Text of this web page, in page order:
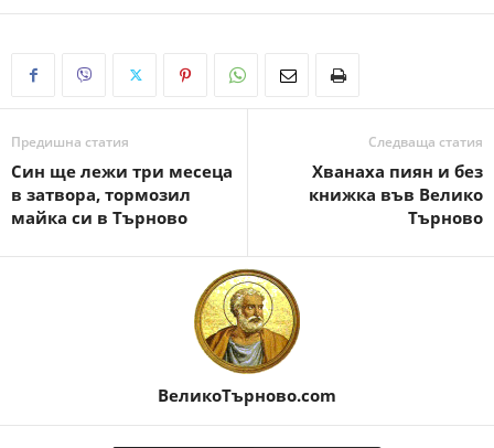
Предишна статия
Син ще лежи три месеца
в затвора, тормозил
майка си в Търново
Следваща статия
Хванаха пиян и без
книжка във Велико
Търново
ВеликоТърново.com